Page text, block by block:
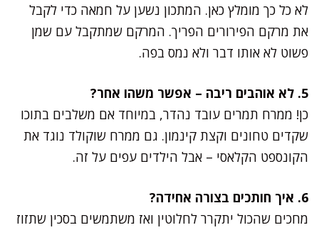
לא כל כך מומלץ כאן. המתכון נשען על חמאה כדי לקבל
את מרקם הפירורים הפריך. המרקם שמתקבל עם שמן
פשוט לא אותו דבר ולא נמס בפה.
5. לא אוהבים ריבה – אפשר משהו אחר?
כן! ממרח תמרים עובד נהדר, במיוחד אם משלבים בתוכו
שקדים טחונים וקצת קינמון. גם ממרח שוקולד נוגד את
הקונספט הקלאסי – אבל הילדים עפים על זה.
6. איך חותכים בצורה אחידה?
מחכים שהכול יתקרר לחלוטין ואז משתמשים בסכין שתזוז